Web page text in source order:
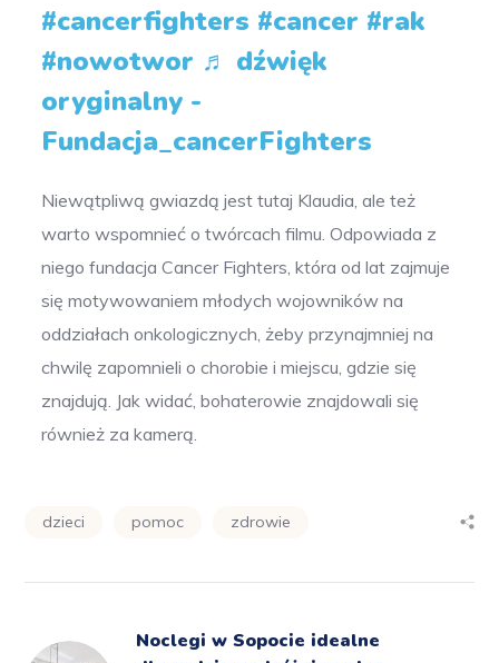
#cancerfighters #cancer #rak
#nowotwor ♬ dźwięk
oryginalny -
Fundacja_cancerFighters
Niewątpliwą gwiazdą jest tutaj Klaudia, ale też
warto wspomnieć o twórcach filmu. Odpowiada z
niego fundacja Cancer Fighters, która od lat zajmuje
się motywowaniem młodych wojowników na
oddziałach onkologicznych, żeby przynajmniej na
chwilę zapomnieli o chorobie i miejscu, gdzie się
znajdują. Jak widać, bohaterowie znajdowali się
również za kamerą.
dzieci pomoc zdrowie
Noclegi w Sopocie idealne